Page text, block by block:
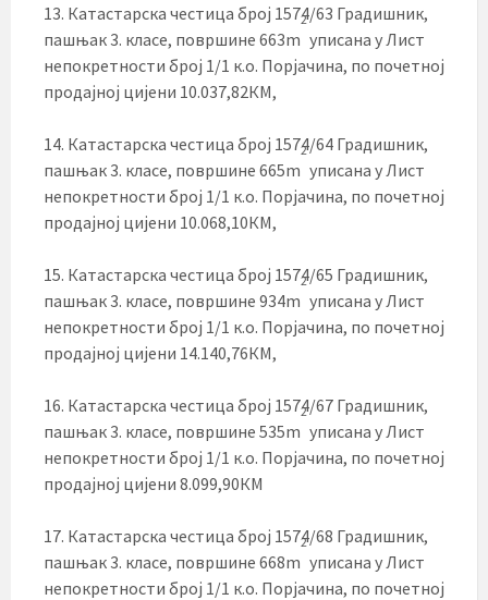
13. Катастарска честица број 1574/63 Градишник,
пашњак 3. класе, површине 663m
2
уписана у Лист
непокретности број 1/1 к.о. Порјачина, по почетној
продајној цијени 10.037,82КМ,
14. Катастарска честица број 1574/64 Градишник,
пашњак 3. класе, површине 665m
2
уписана у Лист
непокретности број 1/1 к.о. Порјачина, по почетној
продајној цијени 10.068,10КМ,
15. Катастарска честица број 1574/65 Градишник,
пашњак 3. класе, површине 934m
2
уписана у Лист
непокретности број 1/1 к.о. Порјачина, по почетној
продајној цијени 14.140,76КМ,
16. Катастарска честица број 1574/67 Градишник,
пашњак 3. класе, површине 535m
2
уписана у Лист
непокретности број 1/1 к.о. Порјачина, по почетној
продајној цијени 8.099,90КМ
17. Катастарска честица број 1574/68 Градишник,
пашњак 3. класе, површине 668m
2
уписана у Лист
непокретности број 1/1 к.о. Порјачина, по почетној